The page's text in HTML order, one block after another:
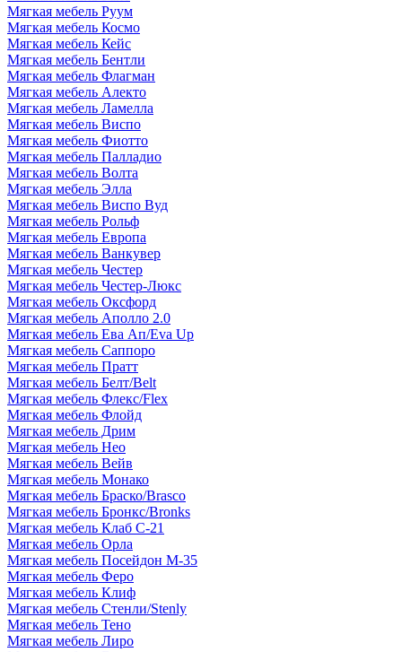
Мягкая мебель Руум
Мягкая мебель Космо
Мягкая мебель Кейс
Мягкая мебель Бентли
Мягкая мебель Флагман
Мягкая мебель Алекто
Мягкая мебель Ламелла
Мягкая мебель Виспо
Мягкая мебель Фиотто
Мягкая мебель Палладио
Мягкая мебель Волта
Мягкая мебель Элла
Мягкая мебель Виспо Вуд
Мягкая мебель Рольф
Мягкая мебель Европа
Мягкая мебель Ванкувер
Мягкая мебель Честер
Мягкая мебель Честер-Люкс
Мягкая мебель Оксфорд
Мягкая мебель Аполло 2.0
Мягкая мебель Ева Ап/Eva Up
Мягкая мебель Саппоро
Мягкая мебель Пратт
Мягкая мебель Белт/Belt
Мягкая мебель Флекс/Flex
Мягкая мебель Флойд
Мягкая мебель Дрим
Мягкая мебель Нео
Мягкая мебель Вейв
Мягкая мебель Монако
Мягкая мебель Браско/Brasco
Мягкая мебель Бронкс/Bronks
Мягкая мебель Клаб С-21
Мягкая мебель Орла
Мягкая мебель Посейдон М-35
Мягкая мебель Феро
Мягкая мебель Клиф
Мягкая мебель Стенли/Stenly
Мягкая мебель Тено
Мягкая мебель Лиро